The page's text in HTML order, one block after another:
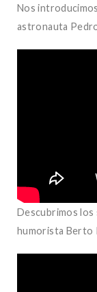
Nos
astronauta
Descubrimos los
humorista Berto